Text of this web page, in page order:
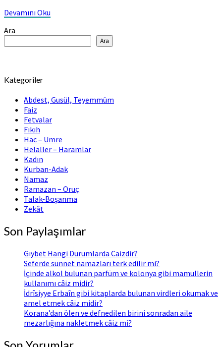
Devamını Oku
Ara
Ara
Kategoriler
Abdest, Gusül, Teyemmüm
Faiz
Fetvalar
Fıkıh
Hac – Umre
Helaller – Haramlar
Kadın
Kurban-Adak
Namaz
Ramazan – Oruç
Talak-Boşanma
Zekât
Son Paylaşımlar
Gıybet Hangi Durumlarda Caizdir?
Seferde sünnet namazları terk edilir mi?
İçinde alkol bulunan parfüm ve kolonya gibi mamullerin
kullanımı câiz midir?
İdrîsiyye Erbaîn gibi kitaplarda bulunan virdleri okumak ve
amel etmek câiz midir?
Korana’dan ölen ve defnedilen birini sonradan aile
mezarlığına nakletmek câiz mi?